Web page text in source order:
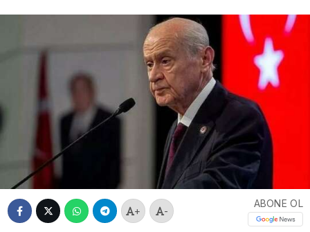
+ -
ABONE OL